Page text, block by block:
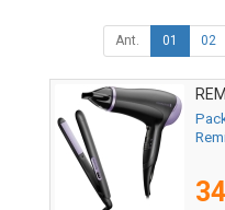
Ant. 01 02